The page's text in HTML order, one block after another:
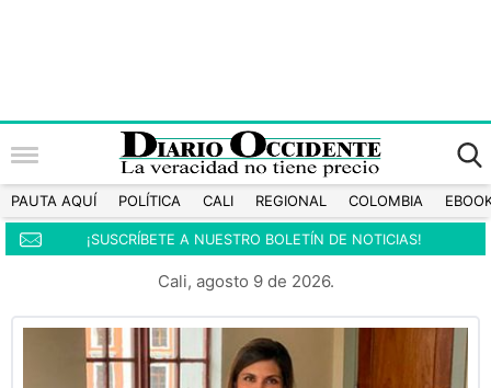
PAUTA AQUÍ POLÍTICA CALI REGIONAL COLOMBIA
¡SUSCRÍBETE A NUESTRO BOLETÍN DE NOTICIAS!
Cali, agosto 9 de 2026.